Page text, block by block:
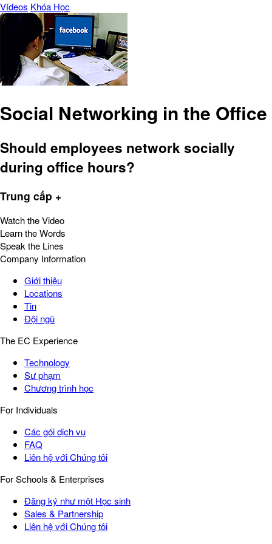
Vídeos Khóa Học
Social Networking in the Office
Should employees network socially
during office hours?
Trung cấp +
Watch the Video
Learn the Words
Speak the Lines
Company Information
Giới thiệu
Locations
Tin
Đội ngũ
The EC Experience
Technology
Sư phạm
Chương trình học
For Individuals
Các gói dịch vụ
FAQ
Liên hệ với Chúng tôi
For Schools & Enterprises
Đăng ký như một Học sinh
Sales & Partnership
Liên hệ với Chúng tôi